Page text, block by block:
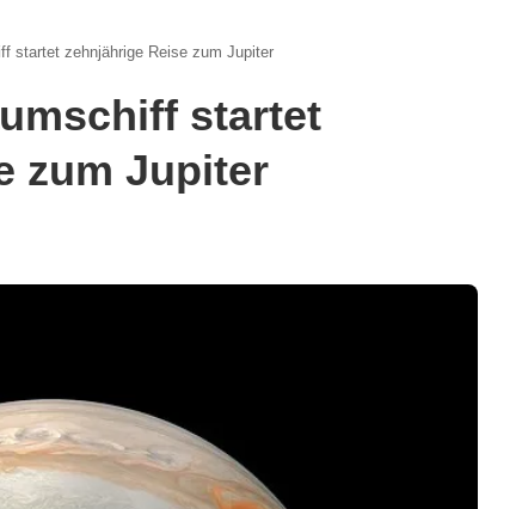
startet zehnjährige Reise zum Jupiter
startet
zum Jupiter